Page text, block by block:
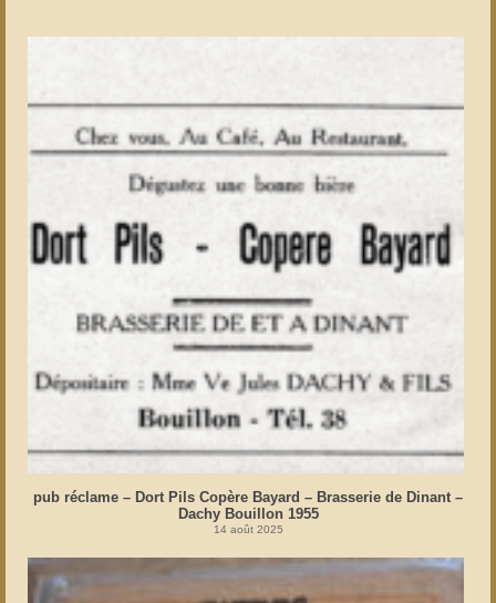
pub réclame – Dort Pils Copère Bayard – Brasserie de Dinant –
Dachy Bouillon 1955
14 août 2025